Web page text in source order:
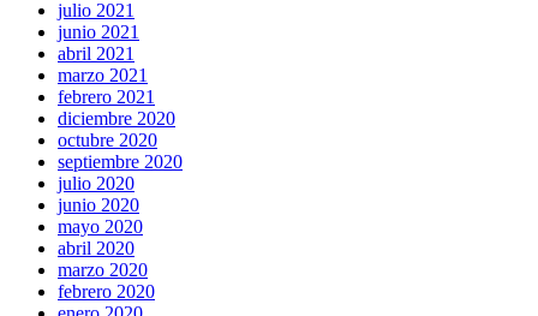
julio 2021
junio 2021
abril 2021
marzo 2021
febrero 2021
diciembre 2020
octubre 2020
septiembre 2020
julio 2020
junio 2020
mayo 2020
abril 2020
marzo 2020
febrero 2020